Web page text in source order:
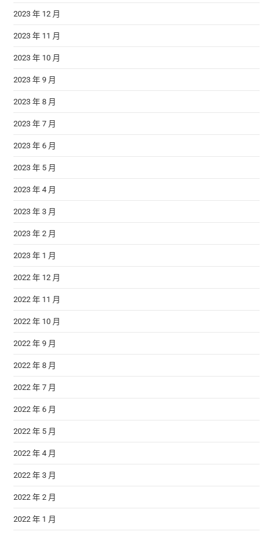
2023 年 12 月
2023 年 11 月
2023 年 10 月
2023 年 9 月
2023 年 8 月
2023 年 7 月
2023 年 6 月
2023 年 5 月
2023 年 4 月
2023 年 3 月
2023 年 2 月
2023 年 1 月
2022 年 12 月
2022 年 11 月
2022 年 10 月
2022 年 9 月
2022 年 8 月
2022 年 7 月
2022 年 6 月
2022 年 5 月
2022 年 4 月
2022 年 3 月
2022 年 2 月
2022 年 1 月